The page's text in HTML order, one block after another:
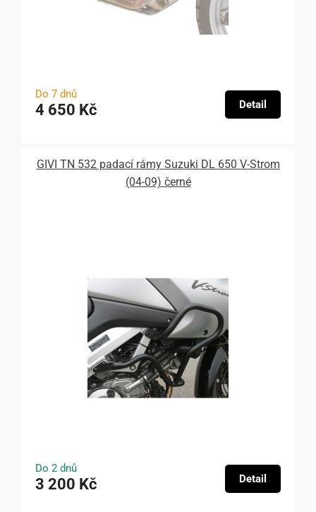
Do 7 dnů
4 650 Kč Detail
GIVI TN 532 padací rámy Suzuki DL 650 V-Strom
(04-09) černé
Do 2 dnů
3 200 Kč Detail